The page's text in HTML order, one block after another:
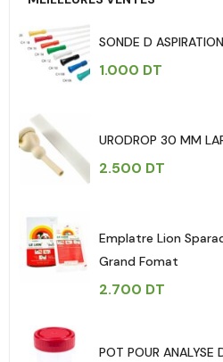
SONDE D
1.000 DT
URODROP 30 MM
2.500 DT
Emplatre Lion
Grand Fomat
2.700 DT
POT POUR ANALYSE